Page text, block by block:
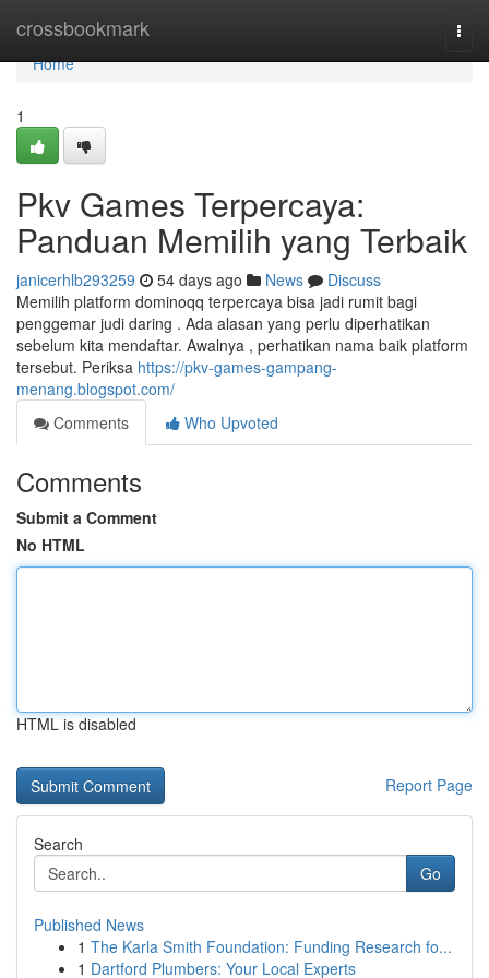
crossbookmark
Home
Home
1
Pkv Games Terpercaya:
Panduan Memilih yang Terbaik
janicerhlb293259 54 days ago News
Discuss
Memilih platform dominoqq terpercaya bisa jadi rumit bagi
penggemar judi daring . Ada alasan yang perlu diperhatikan
sebelum kita mendaftar. Awalnya , perhatikan nama baik platform
tersebut. Periksa https://pkv-games-gampang-
menang.blogspot.com/
Comments
Who Upvoted
Comments
Submit a Comment
No HTML
HTML is disabled
Report Page
Search
Go
Published News
1 The Karla Smith Foundation: Funding Research fo...
1 Dartford Plumbers: Your Local Experts